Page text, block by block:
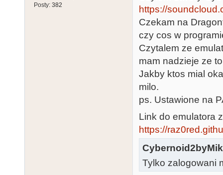
Posty: 382
https://
Czekam na
czy cos w
Czytalem ze
mam nadzieje ze
Jakby ktos mial
milo.
ps. Ustawione na
Link do emulatora
https://
Tylko zalogowani